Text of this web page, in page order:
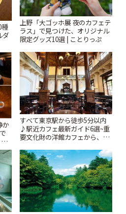
ダ
上野「大ゴッホ展 夜のカフェテ
ラス」で見つけた、オリジナル
限定グッズ10選 | ことりっぷ
か
すべて東京駅から徒歩5分以内
♪駅近カフェ最新ガイド6選~重
要文化財の洋館カフェから、改
りっぷ